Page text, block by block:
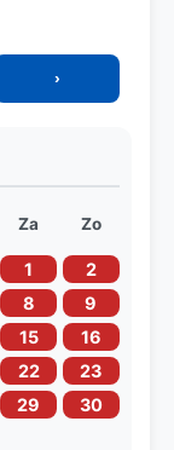
›
Za Zo
1
2
8
9
15
16
22
23
29
30